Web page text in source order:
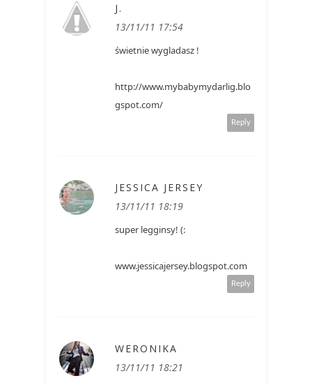
J.
13/11/11 17:54
świetnie wygladasz !
http://www.mybabymydarlig.blo
gspot.com/
Reply
JESSICA JERSEY
13/11/11 18:19
super legginsy! (:
www.jessicajersey.blogspot.com
Reply
WERONIKA
13/11/11 18:21